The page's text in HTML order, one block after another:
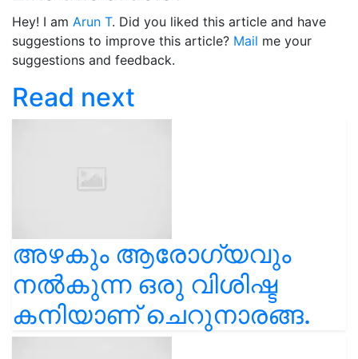
Hey! I am Arun T. Did you liked this article and have
suggestions to improve this article? Mail me your
suggestions and feedback.
Read next
അഴകും ആരോഗ്യവും
നൽകുന്ന ഒരു വിശിഷ്ട
കനിയാണ് ചെറുനാരങ്ങ.